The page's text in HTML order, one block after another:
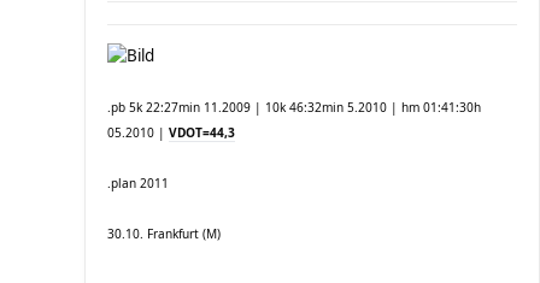
.pb 5k 22:27min 11.2009 | 10k 46:32min 5.2010 | hm 01:41:30h
05.2010 | VDOT=44,3
.plan 2011
30.10. Frankfurt (M)